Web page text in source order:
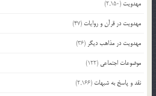
مهدویت (2,150)
مهدویت در قرآن و روایات (47)
مهدویت در مذاهب دیگر (36)
موضوعات اجتماعی (122)
نقد و پاسخ به شبهات (2,166)